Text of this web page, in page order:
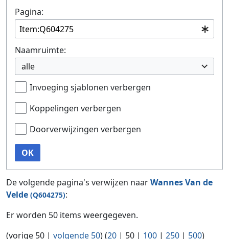
Pagina:
Naamruimte:
alle
Invoeging sjablonen verbergen
Koppelingen verbergen
Doorverwijzingen verbergen
OK
De volgende pagina's verwijzen naarWannes Van de
Velde (Q604275):
Er worden 50 items weergegeven.
(vorige 50 | volgende 50) (20 | 50 | 100 | 250 | 500)